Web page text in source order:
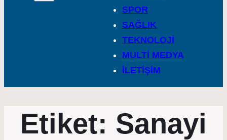
SPOR
SAĞLIK
TEKNOLOJİ
MULTİ MEDYA
İLETİŞİM
Etiket: Sanayi